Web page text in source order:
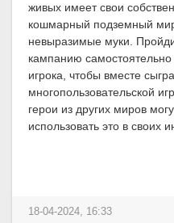
живых имеет свои
кошмарный подземный
невыразимые муки.
кампанию самостоятельно
игрока, чтобы вместе
многопользовательской
герои из других миров
использовать это в своих
18-04-2024, 16:33